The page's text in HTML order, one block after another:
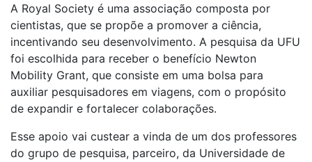
A Royal Society é uma associação composta por
cientistas, que se propõe a promover a ciência,
incentivando seu desenvolvimento. A pesquisa da UFU
foi escolhida para receber o benefício Newton
Mobility Grant, que consiste em uma bolsa para
auxiliar pesquisadores em viagens, com o propósito
de expandir e fortalecer colaborações.
Esse apoio vai custear a vinda de um dos professores
do grupo de pesquisa, parceiro, da Universidade de